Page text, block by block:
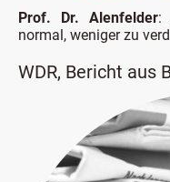
Prof. Dr. Alenfelder:
normal, weniger zu
​WDR, Bericht aus